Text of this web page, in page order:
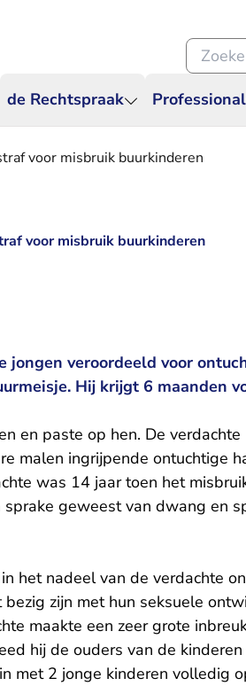
de Rechtspraak
Zoeken
voor misbruik buurkinderen
voor misbruik buurkinderen
veroordeeld voor
Hij krijgt 6 maanden
en paste op hen. De
malen ingrijpende ontuchtige
was 14 jaar toen het
sprake geweest van dwang en
het nadeel van de verdachte
zijn met hun seksuele
maakte een zeer grote
hij de ouders van de
met 2 jonge kinderen volledig